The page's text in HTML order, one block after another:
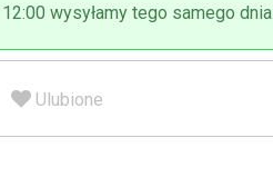
wysyłamy tego samego dnia.
Ulubione